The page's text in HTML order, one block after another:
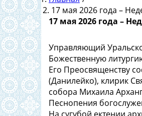
17 мая 2026 года –
17 мая 2026 года –
Управляющий
Божественную
Его Преосвященству
(Данилейко), клирик
собора Михаила
Песнопения